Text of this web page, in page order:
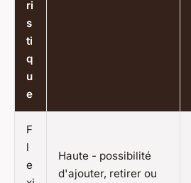
ri
s
ti
q
u
e
F
l
e
Haute - possibilité
d'ajouter, retirer ou